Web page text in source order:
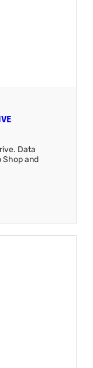
Data
Shop and